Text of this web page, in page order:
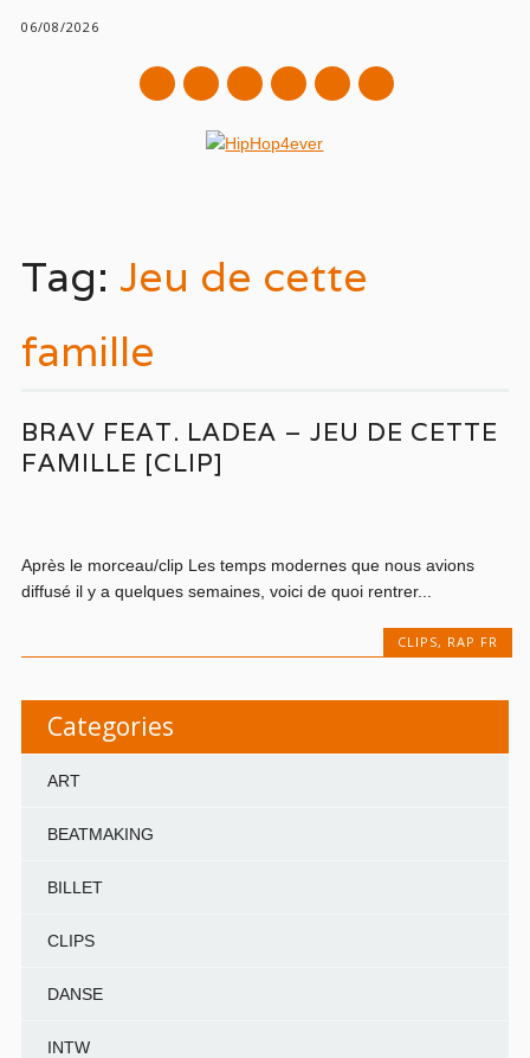
06/08/2026
mail
content
Tag: Jeu de cette
famille
BRAV FEAT. LADEA – JEU DE CETTE
FAMILLE [CLIP]
Après le morceau/clip Les temps modernes que nous avions
diffusé il y a quelques semaines, voici de quoi rentrer...
CLIPS, RAP FR
Categories
ART
BEATMAKING
BILLET
CLIPS
DANSE
INTW